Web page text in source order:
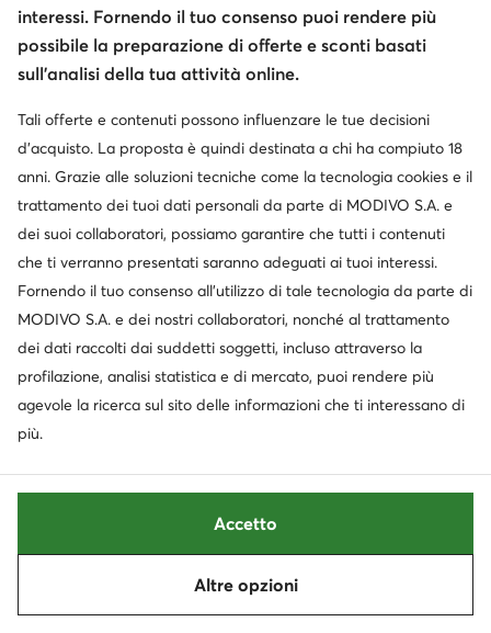
extra -35% Codice: SUMMER
Tommy Hilfiger
Infradito · Blu
Prezzo attuale
28,99€
Prezzo più basso34,99 € -17%
extra -35% Codice: SUMMER
Tommy Hilfiger
Infradito · Nero
Prezzo attuale
30,99€
Prezzo più basso34,99 €-11%
Tommy Hilfiger
extra -25% Codice: SUMMER
Gant
interessi. Fornendo il tuo consenso puoi rendere più
possibile la preparazione di offerte e sconti basati
sull’analisi della tua attività online.
Tali offerte e contenuti possono influenzare le tue decisioni
d’acquisto. La proposta è quindi destinata a chi ha compiuto 18
anni. Grazie alle soluzioni tecniche come la tecnologia cookies e il
trattamento dei tuoi dati personali da parte di MODIVO S.A. e
dei suoi collaboratori, possiamo garantire che tutti i contenuti
che ti verranno presentati saranno adeguati ai tuoi interessi.
Fornendo il tuo consenso all’utilizzo di tale tecnologia da parte di
MODIVO S.A. e dei nostri collaboratori, nonché al trattamento
dei dati raccolti dai suddetti soggetti, incluso attraverso la
profilazione, analisi statistica e di mercato, puoi rendere più
agevole la ricerca sul sito delle informazioni che ti interessano di
più.
Altre opzioni
Accetto